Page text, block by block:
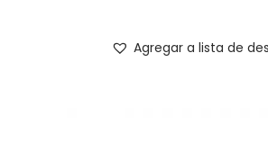
Agregar a lista de